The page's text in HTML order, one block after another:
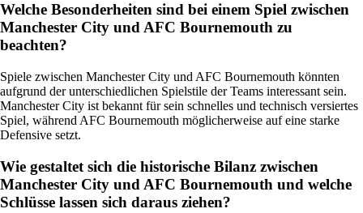
Welche Besonderheiten sind bei einem Spiel zwischen
Manchester City und AFC Bournemouth zu
beachten?
Spiele zwischen Manchester City und AFC Bournemouth könnten
aufgrund der unterschiedlichen Spielstile der Teams interessant sein.
Manchester City ist bekannt für sein schnelles und technisch versiertes
Spiel, während AFC Bournemouth möglicherweise auf eine starke
Defensive setzt.
Wie gestaltet sich die historische Bilanz zwischen
Manchester City und AFC Bournemouth und welche
Schlüsse lassen sich daraus ziehen?